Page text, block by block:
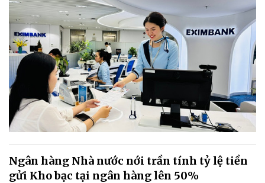
Ngân hàng Nhà nước nới trần tính tỷ lệ tiền
gửi Kho bạc tại ngân hàng lên 50%